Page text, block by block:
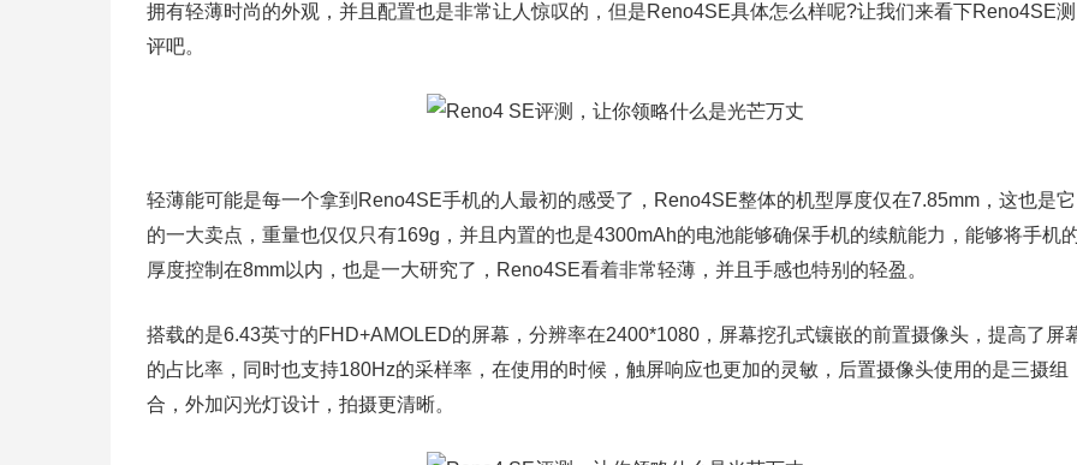
拥有轻薄时尚的外观，并且配置也是非常让人惊叹的，但是Reno4SE具体怎么样呢?让我们来看下Reno4SE测
评吧。
轻薄能可能是每一个拿到Reno4SE手机的人最初的感受了，Reno4SE整体的机型厚度仅在7.85mm，这也是它
的一大卖点，重量也仅仅只有169g，并且内置的也是4300mAh的电池能够确保手机的续航能力，能够将手机
厚度控制在8mm以内，也是一大研究了，Reno4SE看着非常轻薄，并且手感也特别的轻盈。
搭载的是6.43英寸的FHD+AMOLED的屏幕，分辨率在2400*1080，屏幕挖孔式镶嵌的前置摄像头，提高了屏
的占比率，同时也支持180Hz的采样率，在使用的时候，触屏响应也更加的灵敏，后置摄像头使用的是三摄组
合，外加闪光灯设计，拍摄更清晰。